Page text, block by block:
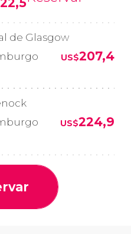
de Glasgow
US$207,4
US$224,9